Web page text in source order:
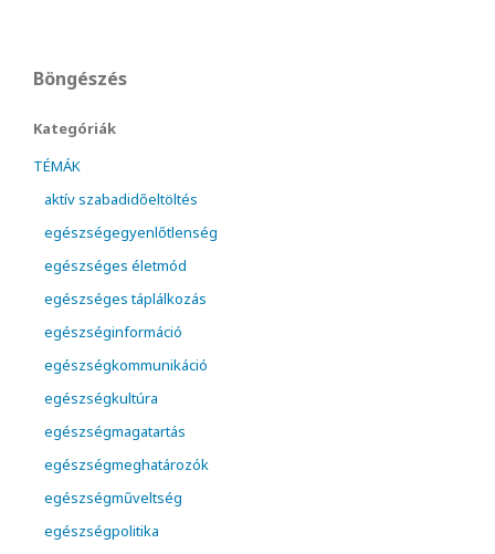
Böngészés
Kategóriák
TÉMÁK
aktív szabadidőeltöltés
egészségegyenlőtlenség
egészséges életmód
egészséges táplálkozás
egészséginformáció
egészségkommunikáció
egészségkultúra
egészségmagatartás
egészségmeghatározók
egészségműveltség
egészségpolitika